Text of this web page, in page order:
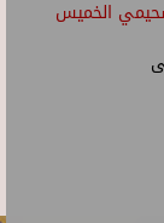
الخميس